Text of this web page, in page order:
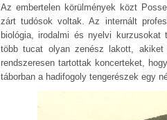
Az embertelen körülmények közt
zárt tudósok voltak. Az internált
biológia, irodalmi és nyelvi kurzusokat
több tucat olyan zenész lakott, akiket
rendszeresen tartottak koncerteket,
táborban a hadifogoly tengerészek egy